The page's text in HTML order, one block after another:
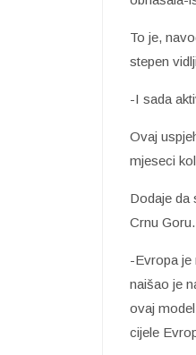
To je,
stepen
-I sada
Ovaj
mjeseci
Dodaje da
Crnu Goru.
-Evropa je
naišao je
ovaj
cijele